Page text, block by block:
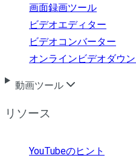
画面録画ツール
ビデオエディター
ビデオコンバーター
オンラインビデオダウ
動画ツール
リソース
YouTubeのヒント